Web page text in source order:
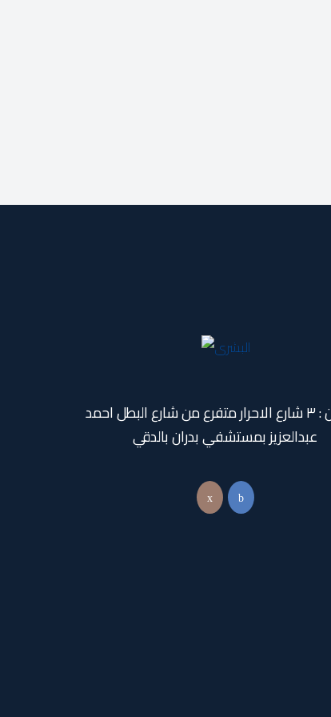
العنوان : ٣ شارع الاحرار متفرع من شارع البطل احمد
عبدالعزيز بمستشفي بدران بالدقي